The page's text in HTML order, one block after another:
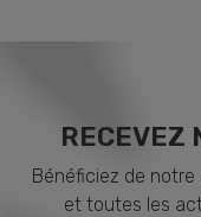
RECEVEZ
Bénéficiez de
et toutes les